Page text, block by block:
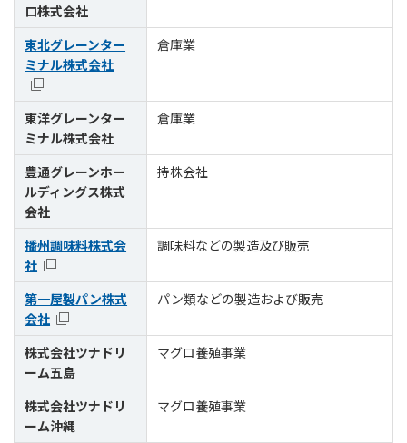
ロ株式会社
東北グレーンター
ミナル株式会社
倉庫業
東洋グレーンター
ミナル株式会社
倉庫業
豊通グレーンホー
ルディングス株式
会社
持株会社
播州調味料株式会
社
調味料などの製造及び販売
第一屋製パン株式
会社
パン類などの製造および販売
株式会社ツナドリ
ーム五島
マグロ養殖事業
株式会社ツナドリ
ーム沖縄
マグロ養殖事業